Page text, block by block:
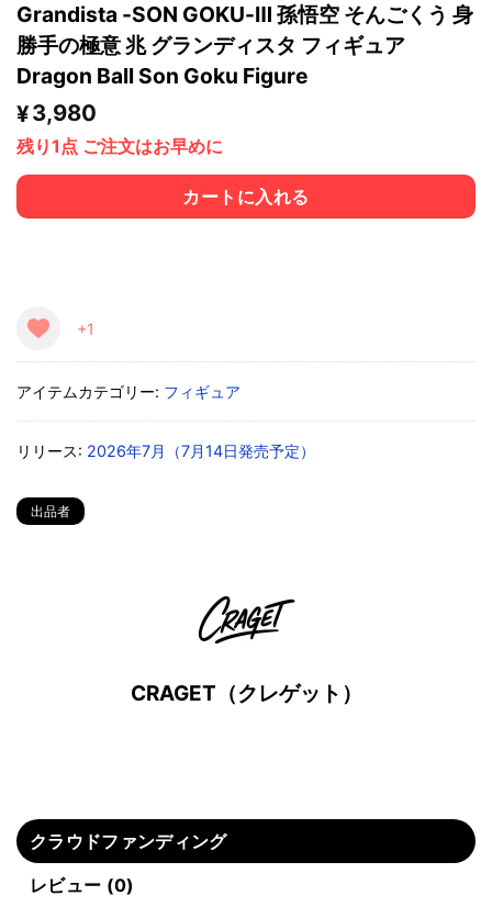
Grandista -SON GOKU-Ⅲ 孫悟空 そんごくう 身
勝手の極意 兆 グランディスタ フィギュア
Dragon Ball Son Goku Figure
¥3,980
残り1点 ご注文はお早めに
カートに入れる
+1
アイテムカテゴリー: フィギュア
リリース: 2026年7月（7月14日発売予定）
出品者
CRAGET（クレゲット）
クラウドファンディング
レビュー (0)